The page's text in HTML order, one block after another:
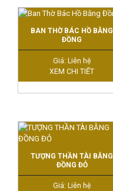
BAN THỜ BÁC HỒ BẰNG
ĐỒNG
Giá: Liên hệ
XEM CHI TIẾT
TƯỢNG THẦN TÀI BẰNG
ĐỒNG ĐỎ
Giá: Liên hệ